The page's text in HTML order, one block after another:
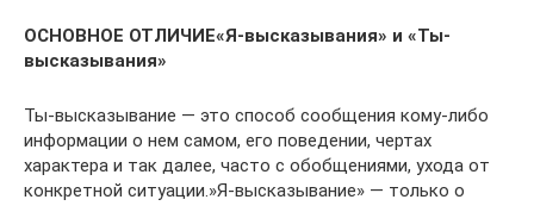
ОСНОВНОЕ ОТЛИЧИЕ«Я-высказывания» и «Ты-
высказывания»
Ты-высказывание — это способ сообщения кому-либо
информации о нем самом, его поведении, чертах
характера и так далее, часто с обобщениями, ухода от
конкретной ситуации.»Я-высказывание» — только о